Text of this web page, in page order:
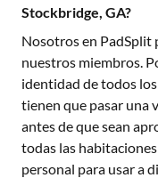
Stockbridge, GA?
Nosotros en PadSplit
nuestros miembros.
identidad de todos
tienen que pasar una
antes de que sean
todas las
personal para usar a